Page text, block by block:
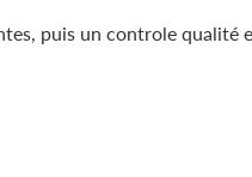
puis un controle qualité